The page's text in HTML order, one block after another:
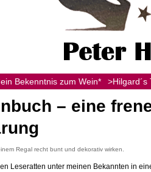
Bekenntnis zum Wein* >Hilgard´s
– eine
Regal recht bunt und dekorativ wirken.
Leseratten unter meinen Bekannten in